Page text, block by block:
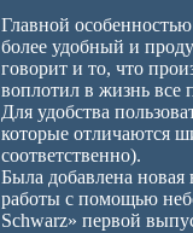
Главной
более удобный и
говорит и то, что
воплотил в жизнь все
Для удобства
которые отличаются
соответственно).
Была добавлена
работы с помощью
Schwarz» первой